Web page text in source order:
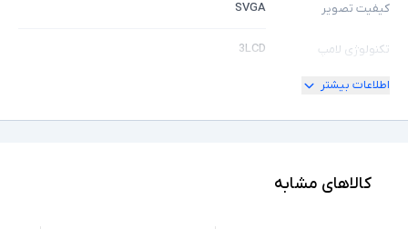
کیفیت تصویر SVGA
تکنولوژی لامپ 3LCD
شدت روشنایی
اطلاعات بیشتر
کالاهای مشابه